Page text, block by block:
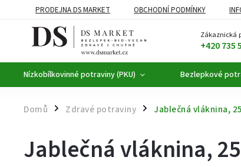
PRODEJNA DS MARKET OBCHODNÍ PODMÍNKY
BEZLEPKOVÉ POTRAVINY
Zákaznická
+420 735
Nízkobílkovinné potraviny (PKU) Bezlepkové
Domů / Zdravé potraviny / Jablečná vláknina,
Jablečná vláknina,